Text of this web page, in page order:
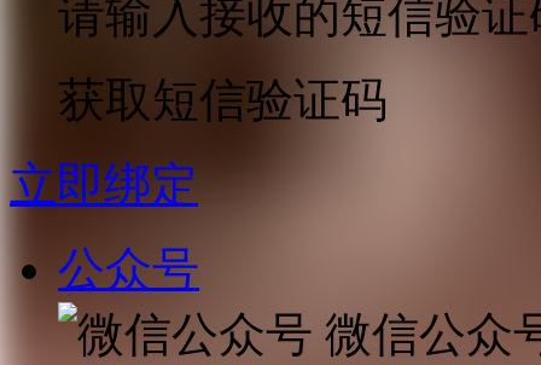
请输入接收的短信验证
获取短信验证码
立即绑定
公众号
微信公众